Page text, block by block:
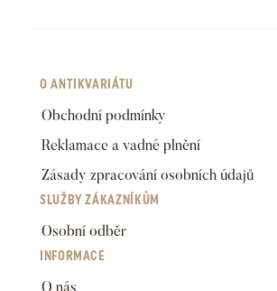
O ANTIKVARIÁTU
Obchodní podmínky
Reklamace a vadné plnění
Zásady zpracování osobních údajů
SLUŽBY ZÁKAZNÍKŮM
Osobní odběr
INFORMACE
O nás